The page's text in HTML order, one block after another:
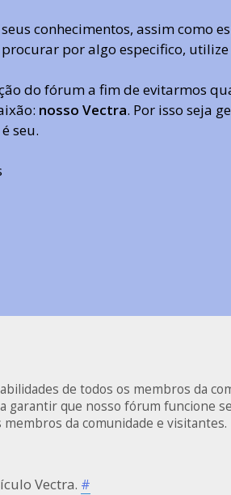
conhecimentos, assim como
por algo especifico,
do fórum a fim de evitarmos
nosso Vectra. Por isso seja
seu.
de todos os membros da
garantir que nosso fórum funcione
da comunidade e visitantes.
Vectra. #